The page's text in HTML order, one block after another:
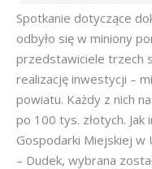
Spotkanie dotyczące
odbyło się w miniony
przedstawiciele trzech
realizację inwestycji –
powiatu. Każdy z nich
po 100 tys. złotych. Jak
Gospodarki Miejskiej w
– Dudek, wybrana